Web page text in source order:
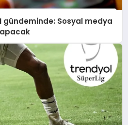
gündeminde: Sosyal medya